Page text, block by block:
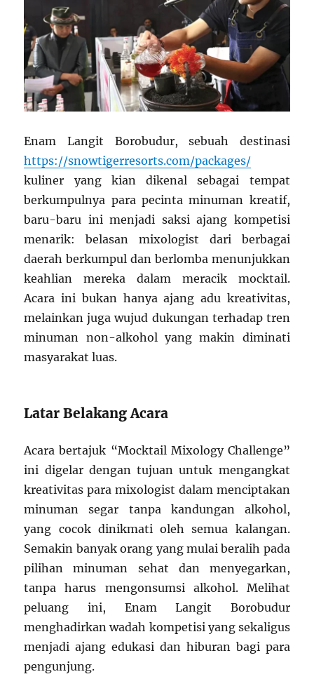
Enam Langit Borobudur, sebuah destinasi
https://snowtigerresorts.com/packages/
kuliner yang kian dikenal sebagai tempat
berkumpulnya para pecinta minuman kreatif,
baru-baru ini menjadi saksi ajang kompetisi
menarik: belasan mixologist dari berbagai
daerah berkumpul dan berlomba menunjukkan
keahlian mereka dalam meracik mocktail.
Acara ini bukan hanya ajang adu kreativitas,
melainkan juga wujud dukungan terhadap tren
minuman non-alkohol yang makin diminati
masyarakat luas.
Latar Belakang Acara
Acara bertajuk “Mocktail Mixology Challenge”
ini digelar dengan tujuan untuk mengangkat
kreativitas para mixologist dalam menciptakan
minuman segar tanpa kandungan alkohol,
yang cocok dinikmati oleh semua kalangan.
Semakin banyak orang yang mulai beralih pada
pilihan minuman sehat dan menyegarkan,
tanpa harus mengonsumsi alkohol. Melihat
peluang ini, Enam Langit Borobudur
menghadirkan wadah kompetisi yang sekaligus
menjadi ajang edukasi dan hiburan bagi para
pengunjung.